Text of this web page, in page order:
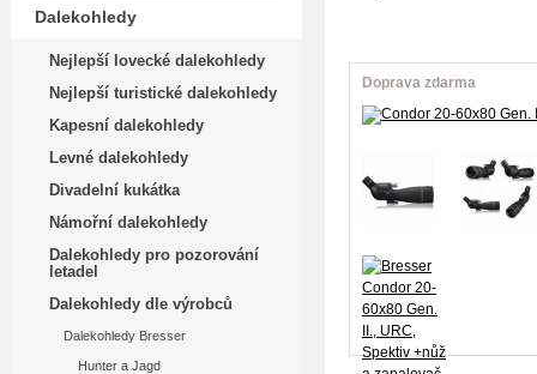
Doprava zdarma
Dalekohledy
Nejlepší lovecké dalekohledy
Nejlepší turistické dalekohledy
Kapesní dalekohledy
Levné dalekohledy
Divadelní kukátka
Námořní dalekohledy
Dalekohledy pro pozorování
letadel
Dalekohledy dle výrobců
Dalekohledy Bresser
Hunter a Jagd